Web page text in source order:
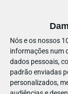
Nós e os nossos
informações num
dados pessoais,
padrão enviadas
personalizados,